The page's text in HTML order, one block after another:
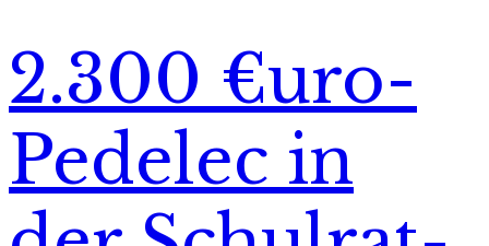
2.300 €uro-
Pedelec in